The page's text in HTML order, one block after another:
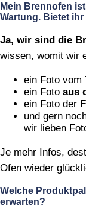
Mein Brennofen
Wartung. Bietet
Ja, wir sind die
wissen, womit wir
ein Foto vom
ein Foto aus
ein Foto der
und gern
wir lieben
Je mehr Infos,
Ofen wieder
Welche
erwarten?